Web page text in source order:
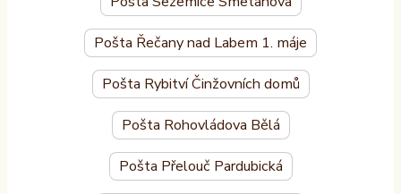
Pošta Řečany nad Labem 1. máje
Pošta Rybitví Činžovních domů
Pošta Rohovládova Bělá
Pošta Přelouč Pardubická